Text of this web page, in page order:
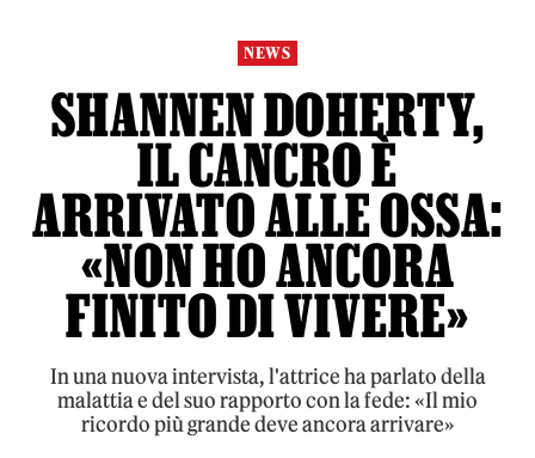
NEWS
SHANNEN DOHERTY,
IL CANCRO È
ARRIVATO ALLE OSSA:
«NON HO ANCORA
FINITO DI VIVERE»
In una nuova intervista, l'attrice ha parlato della
malattia e del suo rapporto con la fede: «Il mio
ricordo più grande deve ancora arrivare»